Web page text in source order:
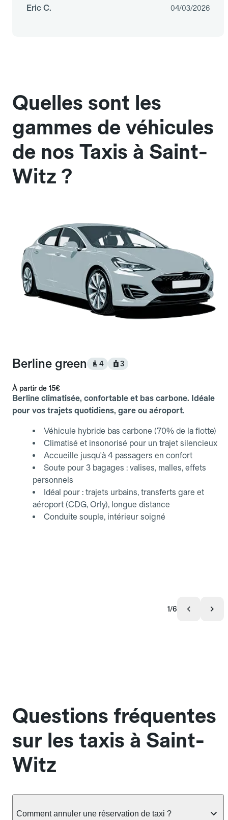
Eric C. 04/03/2026
Quelles sont les
gammes de véhicules
de nos Taxis à Saint-
Witz ?
Berline green 4 3
À partir de 15€
Berline climatisée, confortable et bas carbone. Idéale
pour vos trajets quotidiens, gare ou aéroport.
Véhicule hybride bas carbone (70% de la flotte)
Climatisé et insonorisé pour un trajet silencieux
Accueille jusqu'à 4 passagers en confort
Soute pour 3 bagages : valises, malles, effets
personnels
Idéal pour : trajets urbains, transferts gare et
aéroport (CDG, Orly), longue distance
Conduite souple, intérieur soigné
1/6
Questions fréquentes
sur les taxis à Saint-
Witz
Comment annuler une réservation de taxi ?